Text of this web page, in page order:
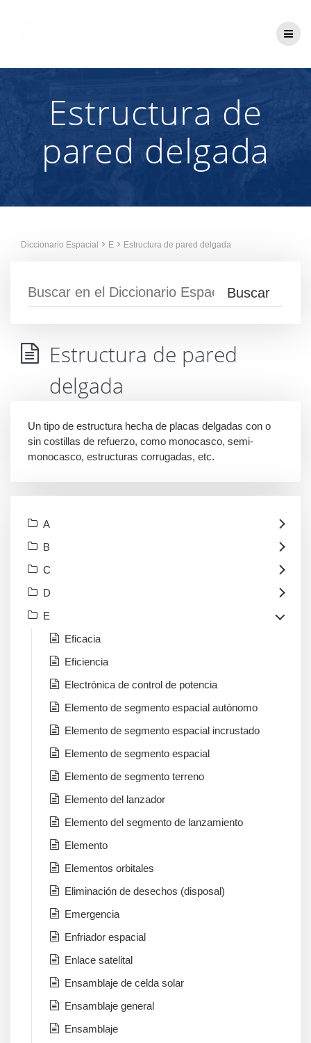
Estructura de
pared delgada
Diccionario Espacial E Estructura de pared delgada
Estructura de pared
delgada
Un tipo de estructura hecha de placas delgadas con o
sin costillas de refuerzo, como monocasco, semi-
monocasco, estructuras corrugadas, etc.
A
B
C
D
E
Eficacia
Eficiencia
Electrónica de control de potencia
Elemento de segmento espacial autónomo
Elemento de segmento espacial incrustado
Elemento de segmento espacial
Elemento de segmento terreno
Elemento del lanzador
Elemento del segmento de lanzamiento
Elemento
Elementos orbitales
Eliminación de desechos (disposal)
Emergencia
Enfriador espacial
Enlace satelital
Ensamblaje de celda solar
Ensamblaje general
Ensamblaje